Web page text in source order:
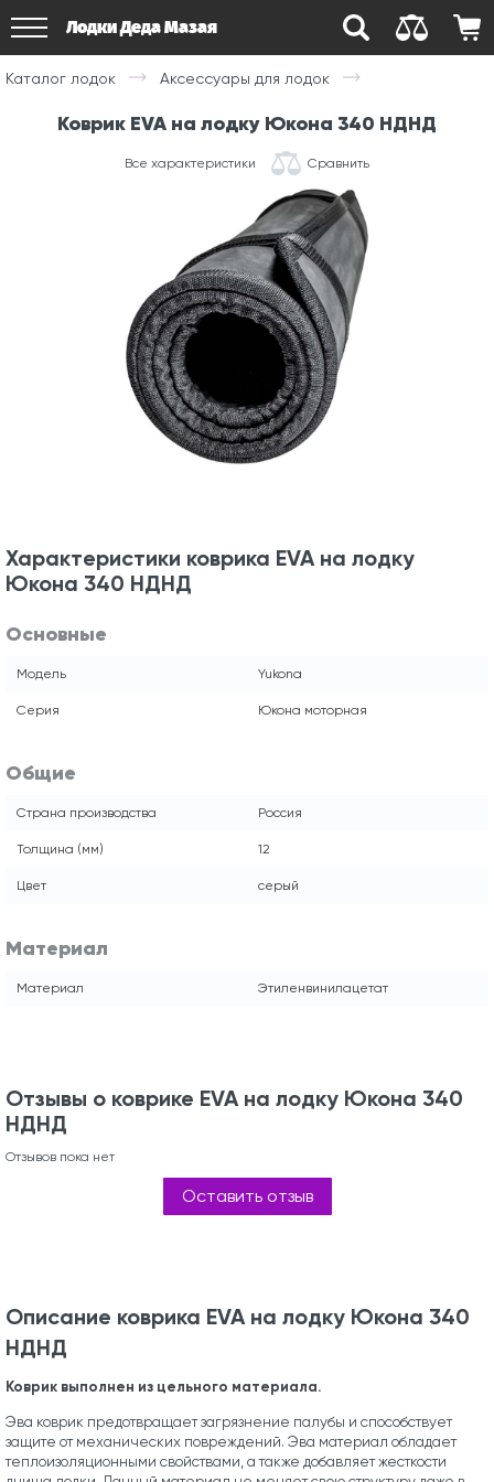
Лодки Деда Мазая
Каталог лодок Аксессуары для лодок
Коврик EVA на лодку Юкона 340 НДНД
Все характеристики Сравнить
Характеристики коврика EVA на лодку
Юкона 340 НДНД
Основные
Модель Yukona
Серия Юкона моторная
Общие
Страна производства Россия
Толщина (мм) 12
Цвет серый
Материал
Материал Этиленвинилацетат
Отзывы о коврике EVA на лодку Юкона 340
НДНД
Отзывов пока нет
Оставить отзыв
Описание коврика EVA на лодку Юкона 340
НДНД
Коврик выполнен из цельного материала.
Эва коврик предотвращает загрязнение палубы и способствует
защите от механических повреждений. Эва материал обладает
теплоизоляционными свойствами, а также добавляет жесткости